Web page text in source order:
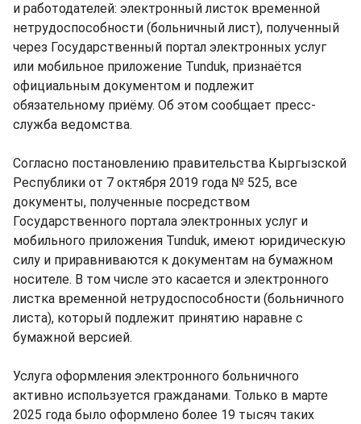
и работодателей: электронный листок временной
нетрудоспособности (больничный лист), полученный
через Государственный портал электронных услуг
или мобильное приложение Tunduk, признаётся
официальным документом и подлежит
обязательному приёму. Об этом сообщает пресс-
служба ведомства.
Согласно постановлению правительства Кыргызской
Республики от 7 октября 2019 года № 525, все
документы, полученные посредством
Государственного портала электронных услуг и
мобильного приложения Tunduk, имеют юридическую
силу и приравниваются к документам на бумажном
носителе. В том числе это касается и электронного
листка временной нетрудоспособности (больничного
листа), который подлежит принятию наравне с
бумажной версией.
Услуга оформления электронного больничного
активно используется гражданами. Только в марте
2025 года было оформлено более 19 тысяч таких